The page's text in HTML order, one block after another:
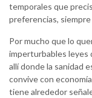
temporales que
preferencias,
Por mucho que lo
imperturbables leyes
allí donde la sanidad
convive con
tiene alrededor